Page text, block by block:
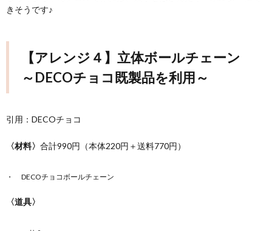
きそうです♪
【アレンジ４】立体ボールチェーン
～DECOチョコ既製品を利用～
引用：DECOチョコ
〈材料〉 合計990円（本体220円＋送料770円）
DECOチョコボールチェーン
〈道具〉